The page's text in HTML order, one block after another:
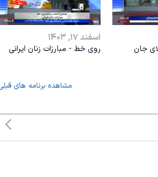
جان
اسفند ۱۷, ۱۴۰۳
روی خط - مبارزات زنان ایرانی
مشاهده برنامه های